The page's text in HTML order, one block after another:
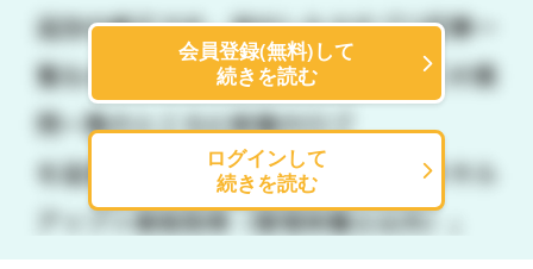
会員登録(無料)して
続きを読む
ログインして
続きを読む